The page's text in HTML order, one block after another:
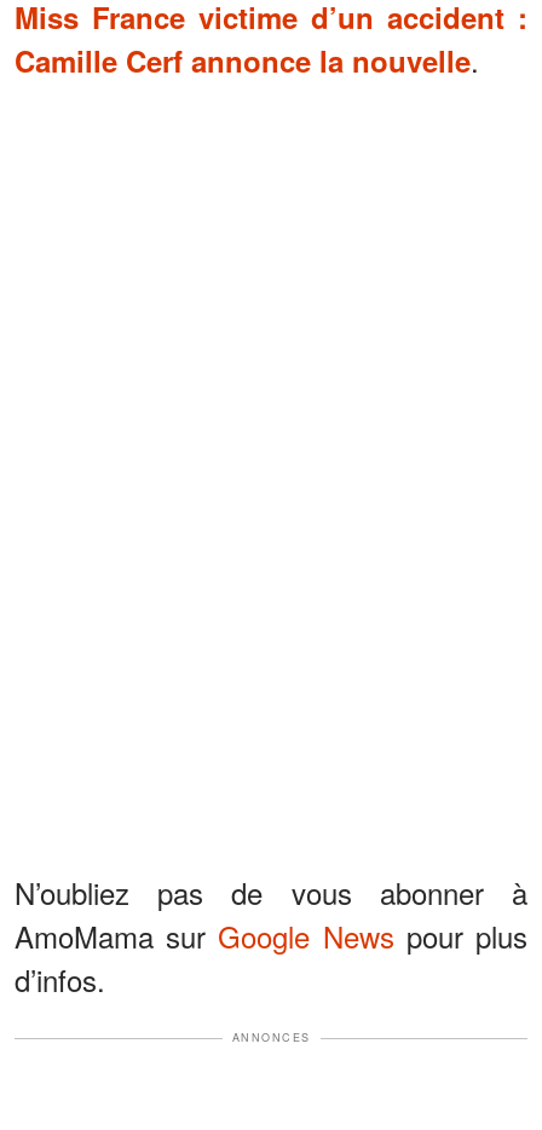
Miss France victime d’un accident :
Camille Cerf annonce la nouvelle.
N’oubliez pas de vous abonner à
AmoMama sur Google News pour plus
d’infos.
ANNONCES